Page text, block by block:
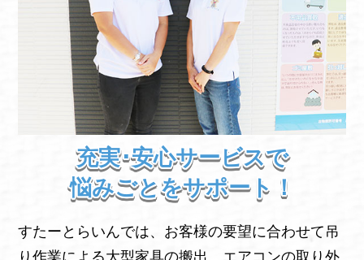
充実･安心サービスで
悩みごとをサポート！
すたーとらいんでは、お客様の要望に合わせて吊
り作業による大型家具の搬出、エアコンの取り外